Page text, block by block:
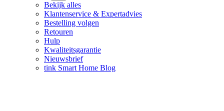
Bekijk alles
Klantenservice & Expertadvies
Bestelling volgen
Retouren
Hulp
Kwaliteitsgarantie
Nieuwsbrief
tink Smart Home Blog